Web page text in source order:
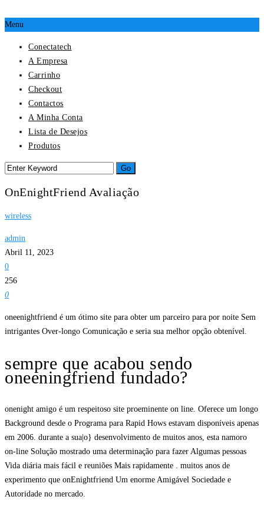
Menu
Conectatech
A Empresa
Carrinho
Checkout
Contactos
A Minha Conta
Lista de Desejos
Produtos
OnEnightFriend Avaliação
wireless
admin
Abril 11, 2023
0
256
0
oneenightfriend é um ótimo site para obter um parceiro para por noite Sem
intrigantes Over-longo Comunicação e seria sua melhor opção obtenível.
sempre que acabou sendo
oneeningfriend fundado?
onenight amigo é um respeitoso site proeminente on line. Oferece um longo
Background desde o Programa para Rapid Hows estavam disponíveis apenas
em 2006. durante a sua|o} desenvolvimento de muitos anos, esta namoro
on-line Solução mostrado uma determinação para fazer Algumas pessoas
Vida diária mais fácil e reuniões Mais rapidamente . muitos anos de
experimento que onEnightfriend Um enorme Amigável Sociedade e
Autoridade no mercado.